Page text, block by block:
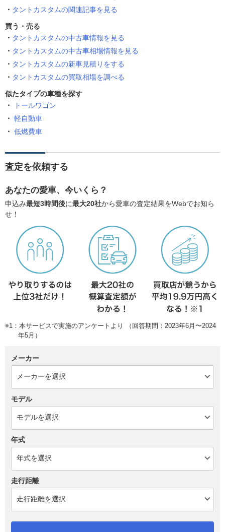
タントカスタムの関連記事を見る
買う・売る
タントカスタムの中古車情報を見る
タントカスタムの中古車相場情報を見る
タントカスタムの新車見積りをする
タントカスタムの買取相場を調べる
似たタイプの車種を探す
トールワゴン
軽自動車
低燃費車
査定を依頼する
あなたの愛車、今いくら？
申込み最短3時間後に最大20社から愛車の査定結果をWebでお知ら
せ！
※1：本サービスで実施のアンケートより （回答期間：2023年6月〜2024
年5月）
メーカー
モデル
年式
走行距離